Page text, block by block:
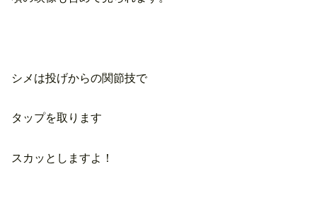
シメは投げからの関節技で
タップを取ります
スカッとしますよ！